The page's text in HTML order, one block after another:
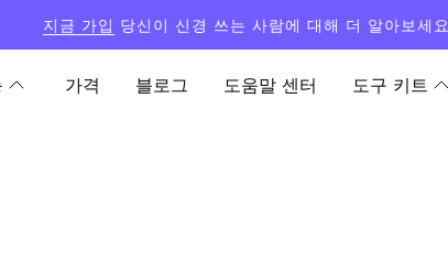
지금 가입 당신이 신경 쓰는 사람에 대해 더 알아보세요
가격 블로그 도움말 센터 도구 키트